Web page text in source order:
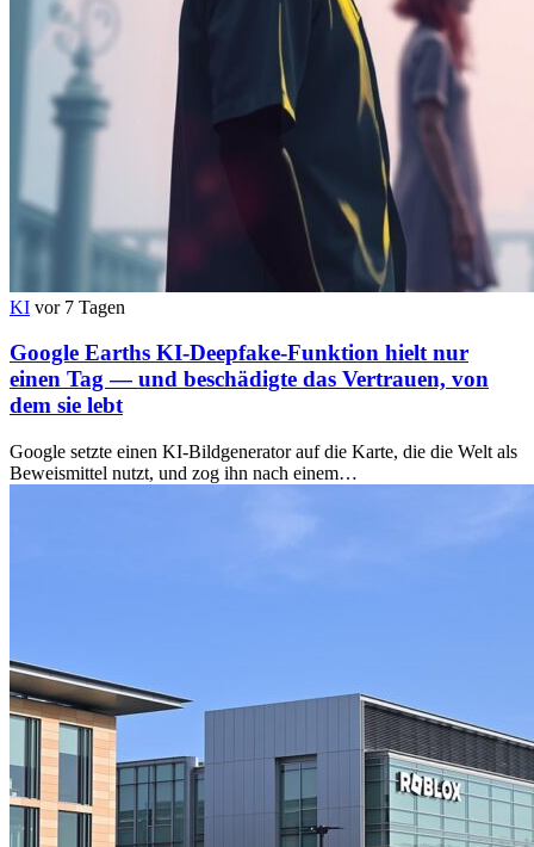
KI vor 7 Tagen
Google Earths KI-Deepfake-Funktion hielt nur
einen Tag — und beschädigte das Vertrauen, von
dem sie lebt
Google setzte einen KI-Bildgenerator auf die Karte, die die Welt als
Beweismittel nutzt, und zog ihn nach einem…